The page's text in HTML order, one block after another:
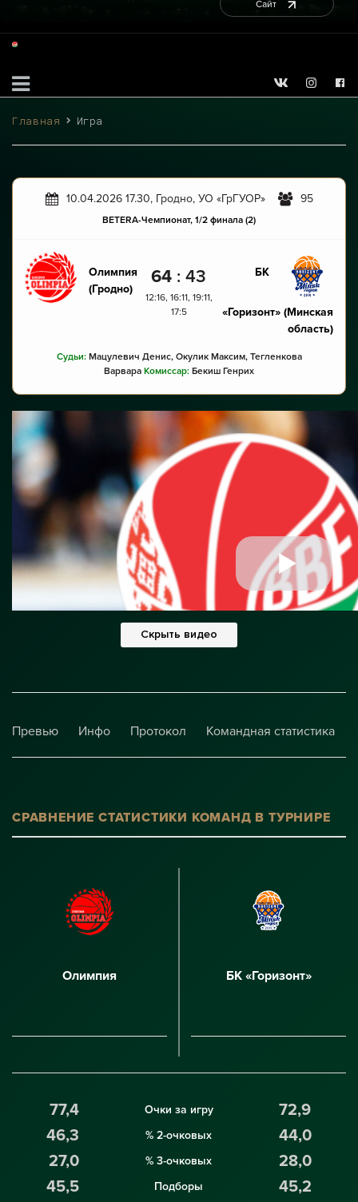
Сайт
Главная Игра
10.04.2026 17.30, Гродно, УО «ГрГУОР» 95
BETERA-Чемпионат, 1/2 финала (2)
Олимпия
(Гродно)
64 :43
12:16, 16:11, 19:11,
17:5
БК
«Горизонт» (Минская
область)
Судьи:Мацулевич Денис, Окулик Максим, Тегленкова
Варвара Комиссар: Бекиш Генрих
Скрыть видео
Превью Инфо Протокол Командная статистика
СРАВНЕНИЕ СТАТИСТИКИ КОМАНД В ТУРНИРЕ
Олимпия БК «Горизонт»
77,4
46,3
27,0
45,5
Очки за игру
% 2-очковых
% 3-очковых
Подборы
72,9
44,0
28,0
45,2